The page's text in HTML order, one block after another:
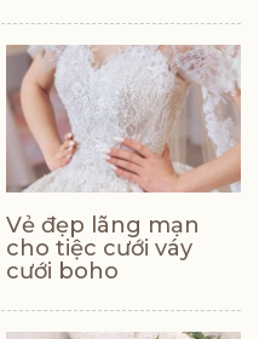
Vẻ đẹp lãng mạn
cho tiệc cưới váy
cưới boho